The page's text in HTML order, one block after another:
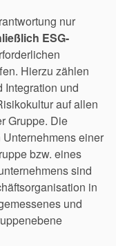
nur
ESG-
Hierzu zählen
Integration und
auf allen
Gruppe. Die
einer
bzw. eines
sind
in
und